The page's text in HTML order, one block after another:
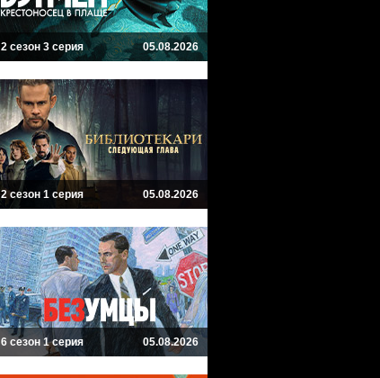
2 сезон 3 серия 05.08.2026
2 сезон 1 серия 05.08.2026
6 сезон 1 серия 05.08.2026